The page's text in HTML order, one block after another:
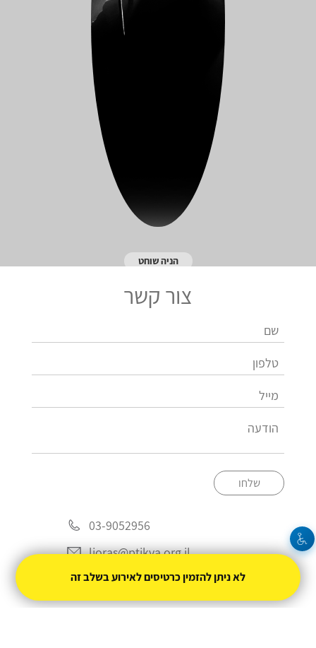
הניה שוחט
צור קשר
שלחו
03-9052956
lioras@ptikva.org.il
לא ניתן להזמין כרטיסים לאירוע בשלב זה